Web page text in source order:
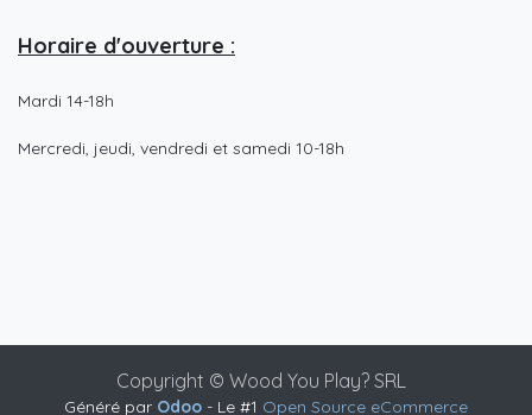
Horaire d'ouverture :
Mardi 14-18h
Mercredi, jeudi, vendredi et samedi 10-18h
Copyright © Wood You Play? SRL
Généré par Odoo - Le #1 Open Source eCommerce